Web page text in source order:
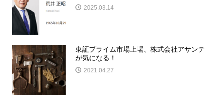
2025.03.14
東証プライム市場上場、株式会社アサンテ
が気になる！
2021.04.27